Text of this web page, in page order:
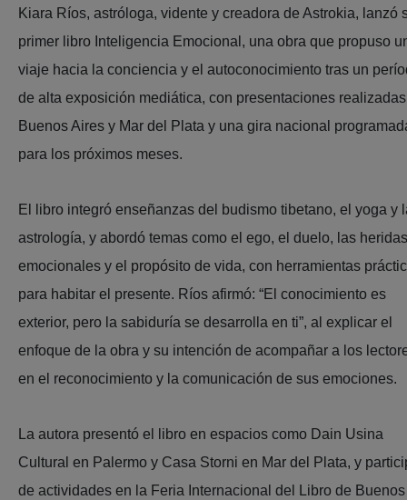
Kiara Ríos, astróloga, vidente y creadora de Astrokia, lanzó
primer libro Inteligencia Emocional, una obra que propuso
viaje hacia la conciencia y el autoconocimiento tras un
de alta exposición mediática, con presentaciones
Buenos Aires y Mar del Plata y una gira nacional
para los próximos meses.
El libro integró enseñanzas del budismo tibetano, el yoga y
astrología, y abordó temas como el ego, el duelo, las heridas
emocionales y el propósito de vida, con herramientas
para habitar el presente. Ríos afirmó: “El conocimiento es
exterior, pero la sabiduría se desarrolla en ti”, al explicar el
enfoque de la obra y su intención de acompañar a los
en el reconocimiento y la comunicación de sus emociones.
La autora presentó el libro en espacios como Dain Usina
Cultural en Palermo y Casa Storni en Mar del Plata, y
de actividades en la Feria Internacional del Libro de Buenos